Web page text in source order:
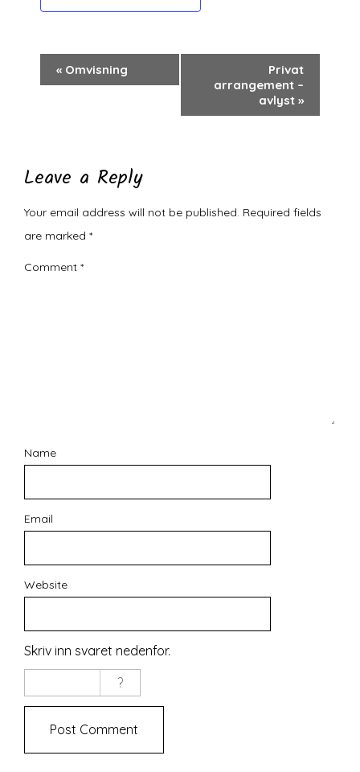
Arrangement
« Omvisning
Privat
arrangement –
avlyst »
Leave a Reply
Your email address will not be published. Required fields
are marked *
Comment *
Name
Email
Website
Skriv inn svaret nedenfor.